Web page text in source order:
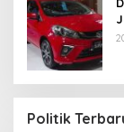
Politik